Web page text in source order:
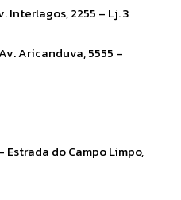
2255 – Lj. 3
Aricanduva, 5555 –
do Campo Limpo,